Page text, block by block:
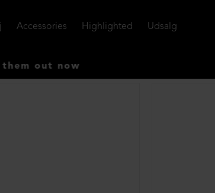
Accessories Highlighted Udsalg
out now